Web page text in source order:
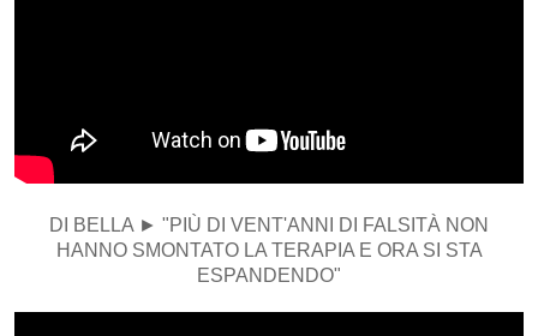
DI BELLA ► "PIÙ DI VENT'ANNI DI FALSITÀ NON
HANNO SMONTATO LA TERAPIA E ORA SI STA
ESPANDENDO"